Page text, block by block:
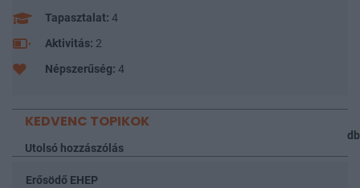
Tapasztalat: 4
Aktivitás: 2
Népszerűség: 4
KEDVENC TOPIKOK
db
Utolsó hozzászólás
Erősödő EHEP